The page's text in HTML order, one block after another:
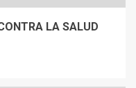
LA SALUD